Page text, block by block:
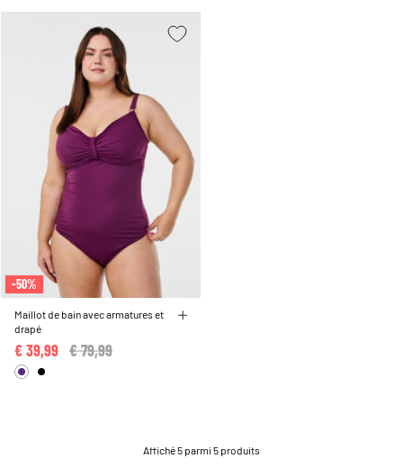
-50%
Maillot de bain avec armatures et
drapé
Price reduced from
€ 79,99
€ 39,99
Affiché 5 parmi 5 produits